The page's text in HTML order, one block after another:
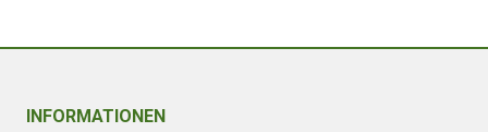
Die
INFORMATIONEN